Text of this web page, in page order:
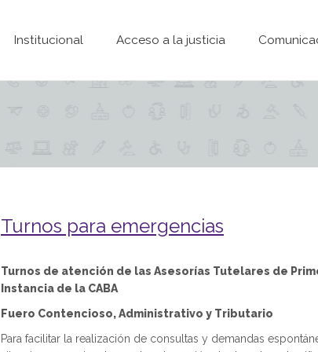
Institucional Acceso a la justicia
Turnos para emergencias
Turnos de atención de las Asesorías Tutelares de
Instancia de la CABA
Fuero Contencioso, Administrativo y Tributario
Para facilitar la realización de consultas y demandas